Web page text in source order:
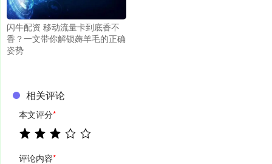
闪牛配资 移动流量卡到底香不
香？一文带你解锁薅羊毛的正确
姿势
相关评论
本文评分*
评论内容*